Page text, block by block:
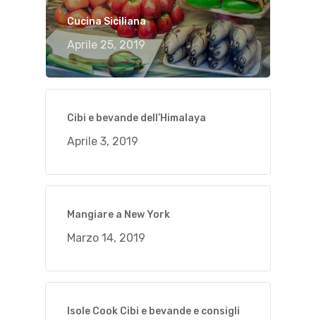
Cucina Siciliana
Aprile 25, 2019
Cibi e bevande dell’Himalaya
Aprile 3, 2019
Mangiare a New York
Marzo 14, 2019
Isole Cook Cibi e bevande e consigli